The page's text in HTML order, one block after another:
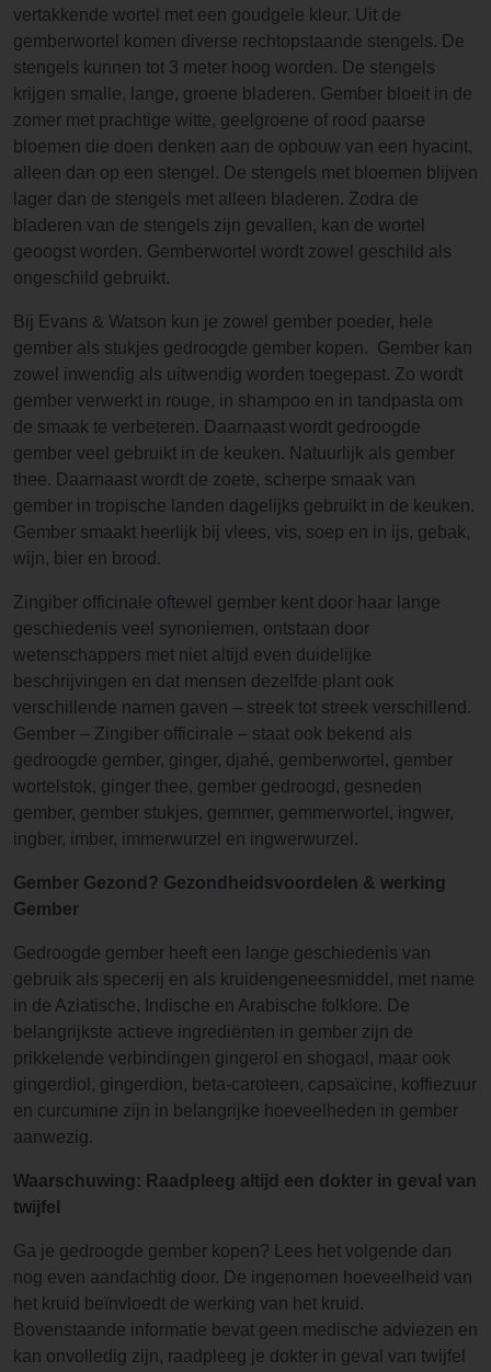
vertakkende wortel met een goudgele kleur. Uit de
gemberwortel komen diverse rechtopstaande stengels. De
stengels kunnen tot 3 meter hoog worden. De stengels
krijgen smalle, lange, groene bladeren. Gember bloeit in de
zomer met prachtige witte, geelgroene of rood paarse
bloemen die doen denken aan de opbouw van een hyacint,
alleen dan op een stengel. De stengels met bloemen blijven
lager dan de stengels met alleen bladeren. Zodra de
bladeren van de stengels zijn gevallen, kan de wortel
geoogst worden. Gemberwortel wordt zowel geschild als
ongeschild gebruikt.
Bij Evans & Watson kun je zowel gember poeder, hele
gember als stukjes gedroogde gember kopen. Gember kan
zowel inwendig als uitwendig worden toegepast. Zo wordt
gember verwerkt in rouge, in shampoo en in tandpasta om
de smaak te verbeteren. Daarnaast wordt gedroogde
gember veel gebruikt in de keuken. Natuurlijk als gember
thee. Daarnaast wordt de zoete, scherpe smaak van
gember in tropische landen dagelijks gebruikt in de keuken.
Gember smaakt heerlijk bij vlees, vis, soep en in ijs, gebak,
wijn, bier en brood.
Zingiber officinale oftewel gember kent door haar lange
geschiedenis veel synoniemen, ontstaan door
wetenschappers met niet altijd even duidelijke
beschrijvingen en dat mensen dezelfde plant ook
verschillende namen gaven – streek tot streek verschillend.
Gember – Zingiber officinale – staat ook bekend als
gedroogde gember, ginger, djahé, gemberwortel, gember
wortelstok, ginger thee, gember gedroogd, gesneden
gember, gember stukjes, gemmer, gemmerwortel, ingwer,
ingber, imber, immerwurzel en ingwerwurzel.
Gember Gezond? Gezondheidsvoordelen & werking
Gember
Gedroogde gember heeft een lange geschiedenis van
gebruik als specerij en als kruidengeneesmiddel, met name
in de Aziatische, Indische en Arabische folklore. De
belangrijkste actieve ingrediënten in gember zijn de
prikkelende verbindingen gingerol en shogaol, maar ook
gingerdiol, gingerdion, beta-caroteen, capsaïcine, koffiezuur
en curcumine zijn in belangrijke hoeveelheden in gember
aanwezig.
Waarschuwing: Raadpleeg altijd een dokter in geval van
twijfel
Ga je gedroogde gember kopen? Lees het volgende dan
nog even aandachtig door. De ingenomen hoeveelheid van
het kruid beïnvloedt de werking van het kruid.
Bovenstaande informatie bevat geen medische adviezen en
kan onvolledig zijn, raadpleeg je dokter in geval van twijfel